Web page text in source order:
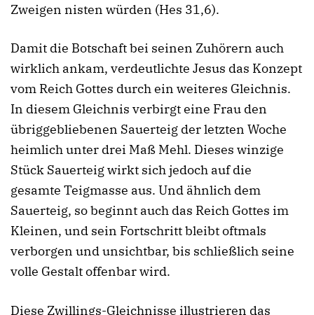
Zweigen nisten würden (Hes 31,6).
Damit die Botschaft bei seinen Zuhörern auch
wirklich ankam, verdeutlichte Jesus das Konzept
vom Reich Gottes durch ein weiteres Gleichnis.
In diesem Gleichnis verbirgt eine Frau den
übriggebliebenen Sauerteig der letzten Woche
heimlich unter drei Maß Mehl. Dieses winzige
Stück Sauerteig wirkt sich jedoch auf die
gesamte Teigmasse aus. Und ähnlich dem
Sauerteig, so beginnt auch das Reich Gottes im
Kleinen, und sein Fortschritt bleibt oftmals
verborgen und unsichtbar, bis schließlich seine
volle Gestalt offenbar wird.
Diese Zwillings-Gleichnisse illustrieren das